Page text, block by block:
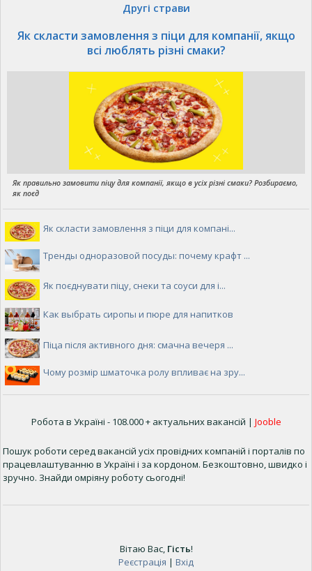
Другі страви
Як скласти замовлення з піци для компанії, якщо
всі люблять різні смаки?
Як правильно замовити піцу для компанії, якщо в усіх різні смаки? Розбираємо,
як поєд
Як скласти замовлення з піци для компані...
Тренды одноразовой посуды: почему крафт ...
Як поєднувати піцу, снеки та соуси для і...
Как выбрать сиропы и пюре для напитков
Піца після активного дня: смачна вечеря ...
Чому розмір шматочка ролу впливає на зру...
Робота в Україні - 108.000 + актуальних вакансій | Jooble
Пошук роботи серед вакансій усіх провідних компаній і порталів по
працевлаштуванню в Україні і за кордоном. Безкоштовно, швидко і
зручно. Знайди омріяну роботу сьогодні!
Вітаю Вас, Гість!
Реєстрація | Вхід